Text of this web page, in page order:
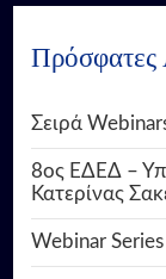
Πρόσφατες
Σειρά
8ος ΕΔΕΔ –
Κατερίνας
Webinar